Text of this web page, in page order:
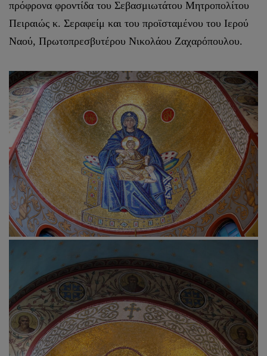
πρόφρονα φροντίδα του Σεβασμιωτάτου Μητροπολίτου
Πειραιώς κ. Σεραφείμ και του προϊσταμένου του Ιερού
Ναού, Πρωτοπρεσβυτέρου Νικολάου Ζαχαρόπουλου.